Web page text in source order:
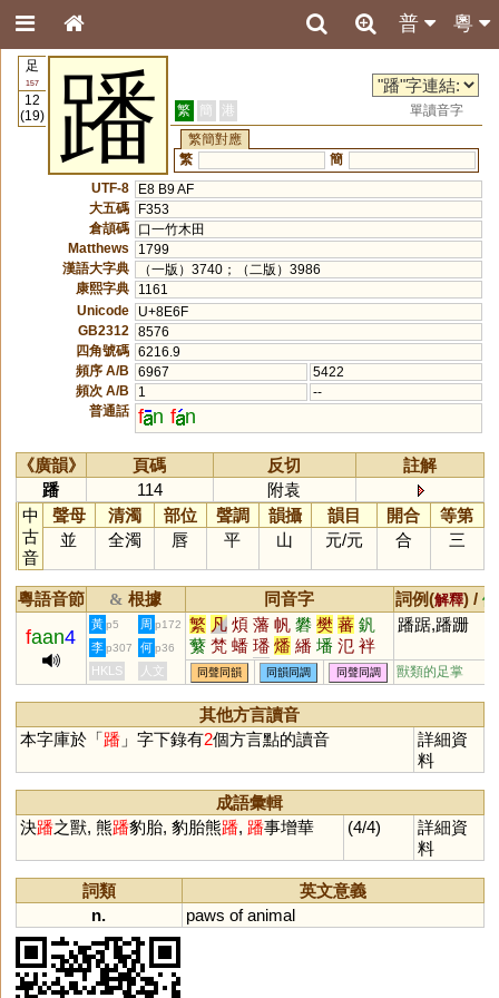
粵
普
足
157
12
(19)
蹯 繁 簡 港
單讀音字
繁簡對應
繁
簡
UTF-8
E8 B9 AF
大五碼
F353
倉頡碼
口一竹木田
Matthews
1799
漢語大字典
（一版）3740；（二版）3986
康熙字典
1161
Unicode
U+8E6F
GB2312
8576
四角號碼 6216.9
頻序 A/B
6967
5422
頻次 A/B
1
--
普通話 f n f n
《廣韻》 頁碼 反切
註解
蹯
114
附袁
中
古
音
聲母 清濁 部位 聲調 韻攝 韻目 開合
等第
並
全濁 唇 平 山 元/元 合 三
粵語音節 & 根據 同音字 詞例(解釋) /
faan4
黃 p5 周 p172 繁 凡 煩 藩 帆 礬 樊 蕃 釩
蘩 梵 蟠 璠 燔 繙 墦 氾 袢
颿 籵 柉 杋 勫 瀪 汎 鷭 蠜
鐇 瀿 羳 薠 膰 笲 軓
蹯踞,蹯跚
李 p307 何 p36
HKLS 人文 同聲同韻 同韻同調 同聲同調 獸類的足掌
其他方言讀音
本字庫於「蹯」字下錄有2個方言點的讀音
詳細資
料
成語彙輯
決蹯之獸, 熊蹯豹胎, 豹胎熊蹯, 蹯事增華 (4/4)
詳細資
料
詞類
英文意義
n.
paws of animal